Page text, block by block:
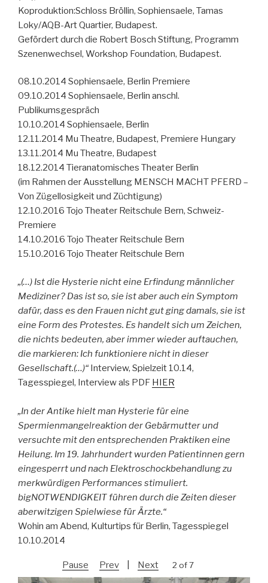
Koproduktion:Schloss Bröllin, Sophiensaele, Tamas
Loky/AQB-Art Quartier, Budapest.
Gefördert durch die Robert Bosch Stiftung, Programm
Szenenwechsel, Workshop Foundation, Budapest.
08.10.2014 Sophiensaele, Berlin Premiere
09.10.2014 Sophiensaele, Berlin anschl.
Publikumsgespräch
10.10.2014 Sophiensaele, Berlin
12.11.2014 Mu Theatre, Budapest, Premiere Hungary
13.11.2014 Mu Theatre, Budapest
18.12.2014 Tieranatomisches Theater Berlin
(im Rahmen der Ausstellung MENSCH MACHT PFERD –
Von Zügellosigkeit und Züchtigung)
12.10.2016 Tojo Theater Reitschule Bern, Schweiz-
Premiere
14.10.2016 Tojo Theater Reitschule Bern
15.10.2016 Tojo Theater Reitschule Bern
„(…) Ist die Hysterie nicht eine Erfindung männlicher
Mediziner? Das ist so, sie ist aber auch ein Symptom
dafür, dass es den Frauen nicht gut ging damals, sie ist
eine Form des Protestes. Es handelt sich um Zeichen,
die nichts bedeuten, aber immer wieder auftauchen,
die markieren: Ich funktioniere nicht in dieser
Gesellschaft.(…)“ Interview, Spielzeit 10.14,
Tagesspiegel, Interview als PDF HIER
„In der Antike hielt man Hysterie für eine
Spermienmangelreaktion der Gebärmutter und
versuchte mit den entsprechenden Praktiken eine
Heilung. Im 19. Jahrhundert wurden Patientinnen gern
eingesperrt und nach Elektroschockbehandlung zu
merkwürdigen Performances stimuliert.
bigNOTWENDIGKEIT führen durch die Zeiten dieser
aberwitzigen Spielwiese für Ärzte.“
Wohin am Abend, Kulturtips für Berlin, Tagesspiegel
10.10.2014
Pause Prev Next 2 of 7